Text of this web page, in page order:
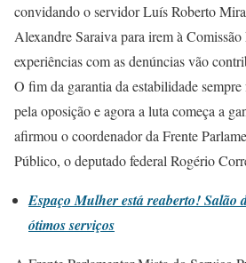
convidando o servidor Luís Roberto
Alexandre Saraiva para irem à
experiências com as denúncias vão
O fim da garantia da estabilidade
pela oposição e agora a luta começa a
afirmou o coordenador da Frente
Público, o deputado federal Rogério
Espaço Mulher está reaberto! Salão
ótimos serviços